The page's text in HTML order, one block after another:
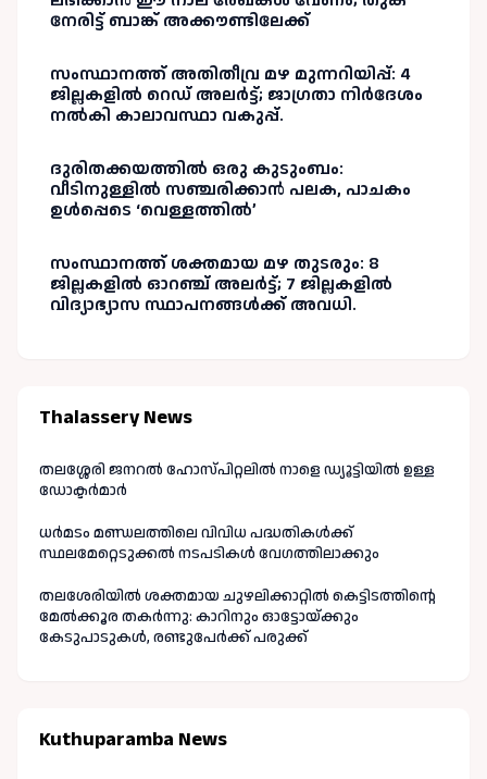
നേരിട്ട് ബാങ്ക് അക്കൗണ്ടിലേക്ക്
സംസ്ഥാനത്ത് അതിതീവ്ര മഴ മുന്നറിയിപ്പ്: 4
ജില്ലകളിൽ റെഡ് അലർട്ട്; ജാഗ്രതാ നിർദേശം
നൽകി കാലാവസ്ഥാ വകുപ്പ്.
ദുരിതക്കയത്തിൽ ഒരു കുടുംബം:
വീടിനുള്ളിൽ സഞ്ചരിക്കാൻ പലക, പാചകം
ഉൾപ്പെടെ ‘വെള്ളത്തിൽ’
സംസ്ഥാനത്ത് ശക്തമായ മഴ തുടരും: 8
ജില്ലകളിൽ ഓറഞ്ച് അലർട്ട്; 7 ജില്ലകളിൽ
വിദ്യാഭ്യാസ സ്ഥാപനങ്ങൾക്ക് അവധി.
Thalassery News
തലശ്ശേരി ജനറൽ ഹോസ്പിറ്റലിൽ നാളെ ഡ്യൂട്ടിയിൽ ഉള്ള
ഡോക്ടർമാർ
ധർമടം മണ്ഡലത്തിലെ വിവിധ പദ്ധതികൾക്ക്
സ്ഥലമേറ്റെടുക്കൽ നടപടികൾ വേഗത്തിലാക്കും
തലശേരിയിൽ ശക്തമായ ചുഴലിക്കാറ്റിൽ കെട്ടിടത്തിന്റെ
മേൽക്കൂര തകർന്നു: കാറിനും ഓട്ടോയ്ക്കും
കേടുപാടുകൾ, രണ്ടുപേർക്ക് പരുക്ക്
Kuthuparamba News